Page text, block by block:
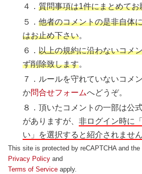
４．質問事項は1件にまとめてお
５．他者のコメントの是非自体
はお止め下さい。
６．以上の規約に沿わないコメ
ず削除致します。
７．ルールを守れていないコメ
か問合せフォームへどうぞ。
８．頂いたコメントの一部は公
がありますが、非ログイン時に
い」を選択すると紹介されません
This site is protected by reCAPTCHA and the
Privacy Policy and
Terms of Service apply.